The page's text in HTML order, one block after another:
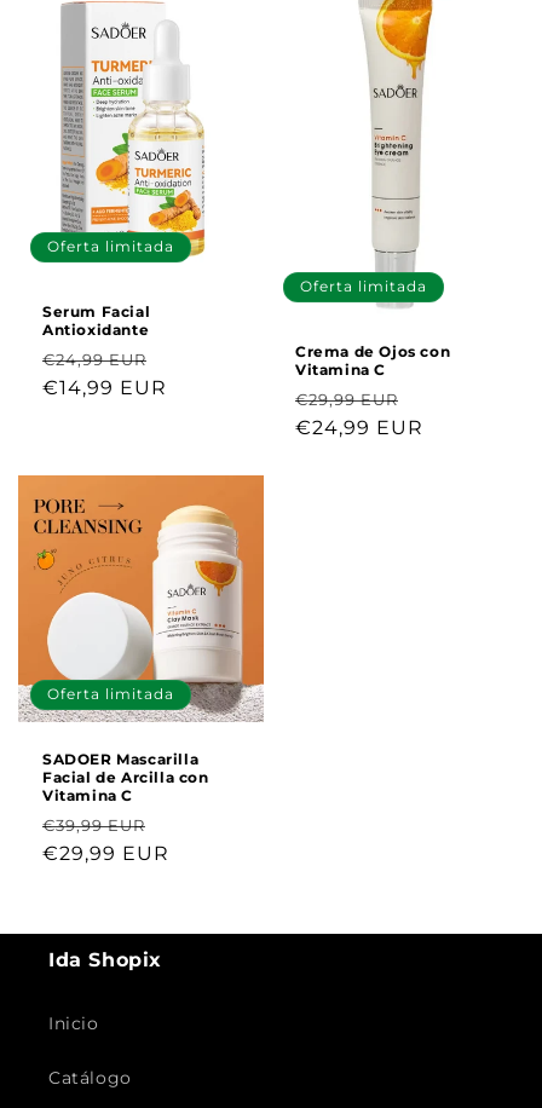
Oferta limitada
Serum Facial
Antioxidante
Precio
habitual
€24,99 EUR
de
€14,99 EUR
Oferta limitada
Crema de Ojos con
Vitamina C
Precio
habitual
€29,99 EUR
de
€24,99 EUR
Oferta limitada
SADOER Mascarilla
Facial de Arcilla con
Vitamina C
Precio
habitual
€39,99 EUR
de
€29,99 EUR
Ida Shopix
Inicio
Catálogo